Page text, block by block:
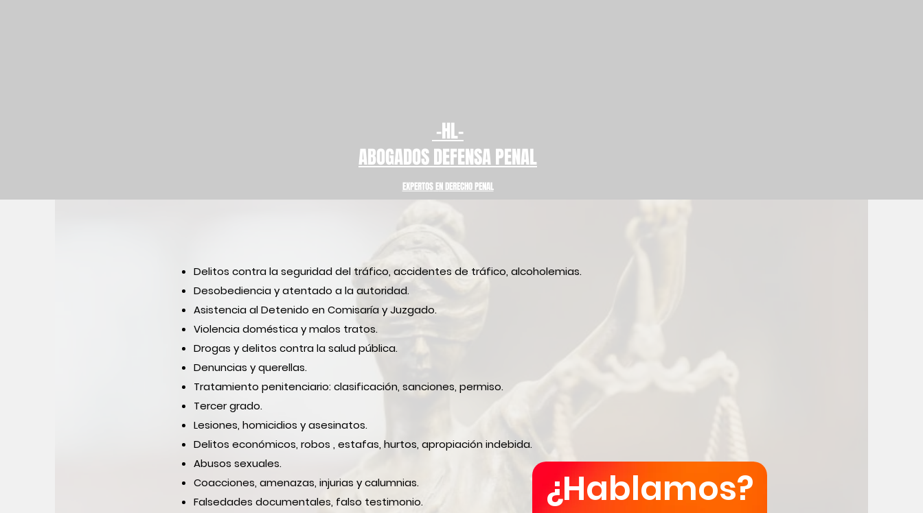
-HL-
ABOGADOS DEFENSA PENAL
EXPERTOSEN DERECHO PENAL
Delitos contra la seguridad del tráfico, accidentes de tráfico, alcoholemias.
Desobediencia y atentado a la autoridad.
Asistencia al Detenido en Comisaría y Juzgado.
Violencia doméstica y malos tratos.
Drogas y delitos contra la salud pública.
Denuncias y querellas.
Tratamiento penitenciario: clasificación, sanciones, permiso.
Tercer grado.
Lesiones, homicidios y asesinatos.
Delitos económicos, robos , estafas, hurtos, apropiación indebida.
Abusos sexuales.
Coacciones, amenazas, injurias y calumnias.
Falsedades documentales, falso testimonio.
¿Hablamos?